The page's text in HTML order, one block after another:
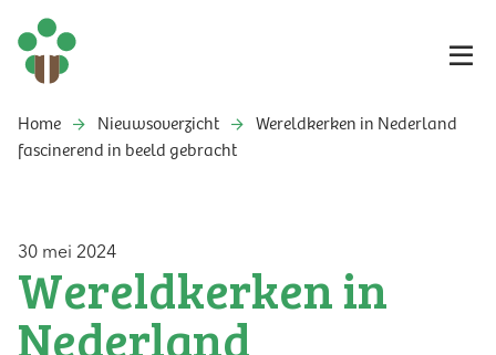
Home Nieuwsoverzicht
Wereldkerken in Nederland
fascinerend in beeld gebracht
30 mei 2024
Wereldkerken in
Nederland